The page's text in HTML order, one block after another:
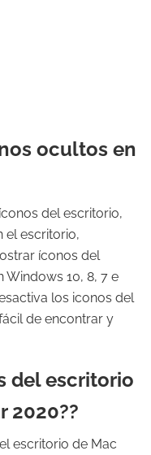
ocultos en
del escritorio,
el escritorio,
íconos del
Windows 10, 8, 7 e
los iconos del
de encontrar y
del escritorio
2020??
escritorio de Mac